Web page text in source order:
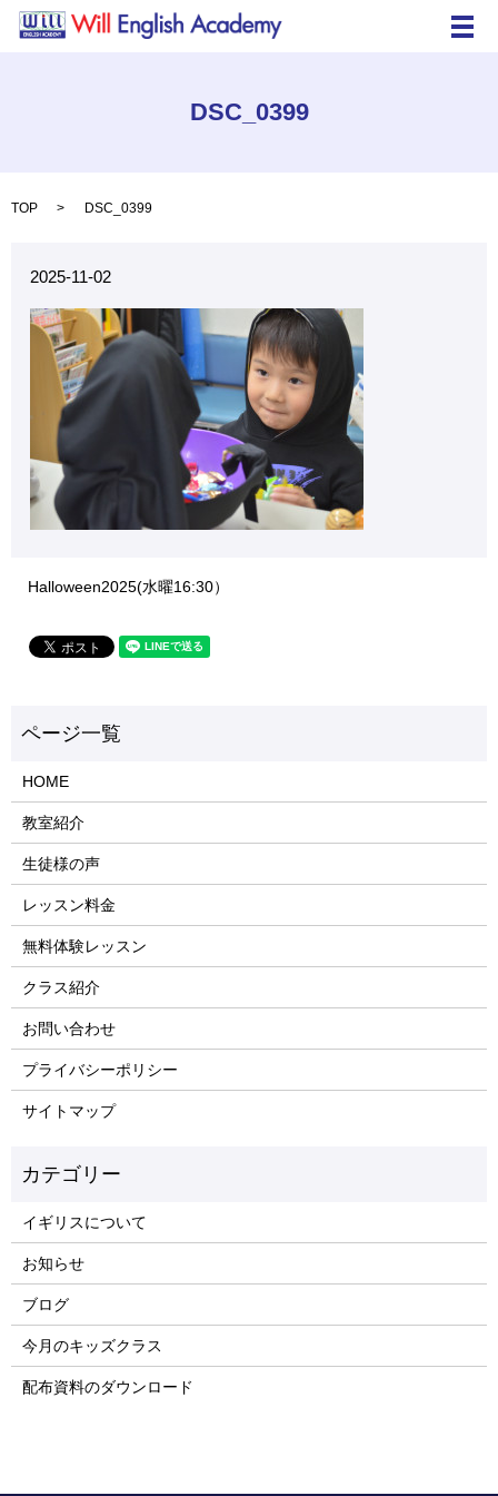
メ
DSC_0399
TOP DSC_0399
2025-11-02
Halloween2025(水曜16:30）
HOME
教室紹介
生徒様の声
レッスン料金
無料体験レッスン
クラス紹介
お問い合わせ
プライバシーポリシー
サイトマップ
イギリスについて
お知らせ
ブログ
今月のキッズクラス
配布資料のダウンロード